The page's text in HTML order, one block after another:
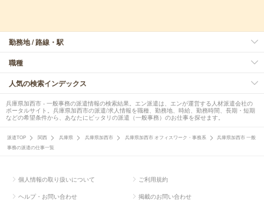
勤務地 / 路線・駅
職種
人気の検索インデックス
兵庫県加西市 - 一般事務の派遣情報の検索結果。エン派遣は、エンが運営する人材派遣会社の
ポータルサイト。兵庫県加西市の派遣/求人情報を職種、勤務地、時給、勤務時間、長期・短期
などの希望条件から、あなたにピッタリの派遣（一般事務）のお仕事を探せます。
派遣TOP 関西 兵庫県 兵庫県加西市 兵庫県加西市 オフィスワーク・事務系
兵庫県加西市 一般
事務の派遣の仕事一覧
個人情報の取り扱いについて ご利用規約
ヘルプ・お問い合わせ 掲載のお問い合わせ